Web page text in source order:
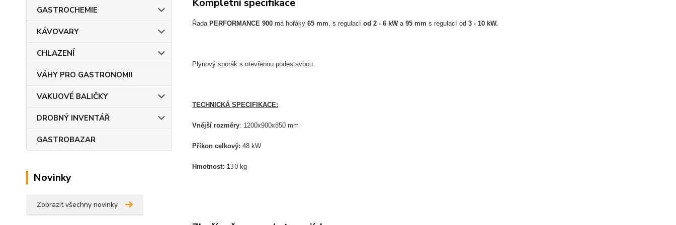
GASTROCHEMIE
KÁVOVARY
CHLAZENÍ
VÁHY PRO GASTRONOMII
VAKUOVÉ BALIČKY
DROBNÝ INVENTÁŘ
GASTROBAZAR
Novinky
Zobrazit všechny novinky
Kompletní specifikace
Řada PERFORMANCE 900má hořáky65 mm, s regulací od 2 - 6 kWa 95 mm s regulací od 3 - 10 kW.
Plynový sporák s otevřenou podestavbou.
TECHNICKÁ SPECIFIKACE:
Vnější rozměry: 1200x900x850 mm
Příkon celkový: 48 kW
Hmotnost: 130 kg